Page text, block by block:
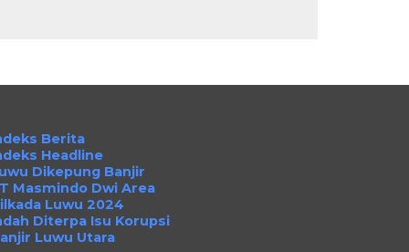
Berita
Headline
Dikepung Banjir
Masmindo Dwi Area
Luwu 2024
Diterpa Isu Korupsi
Luwu Utara